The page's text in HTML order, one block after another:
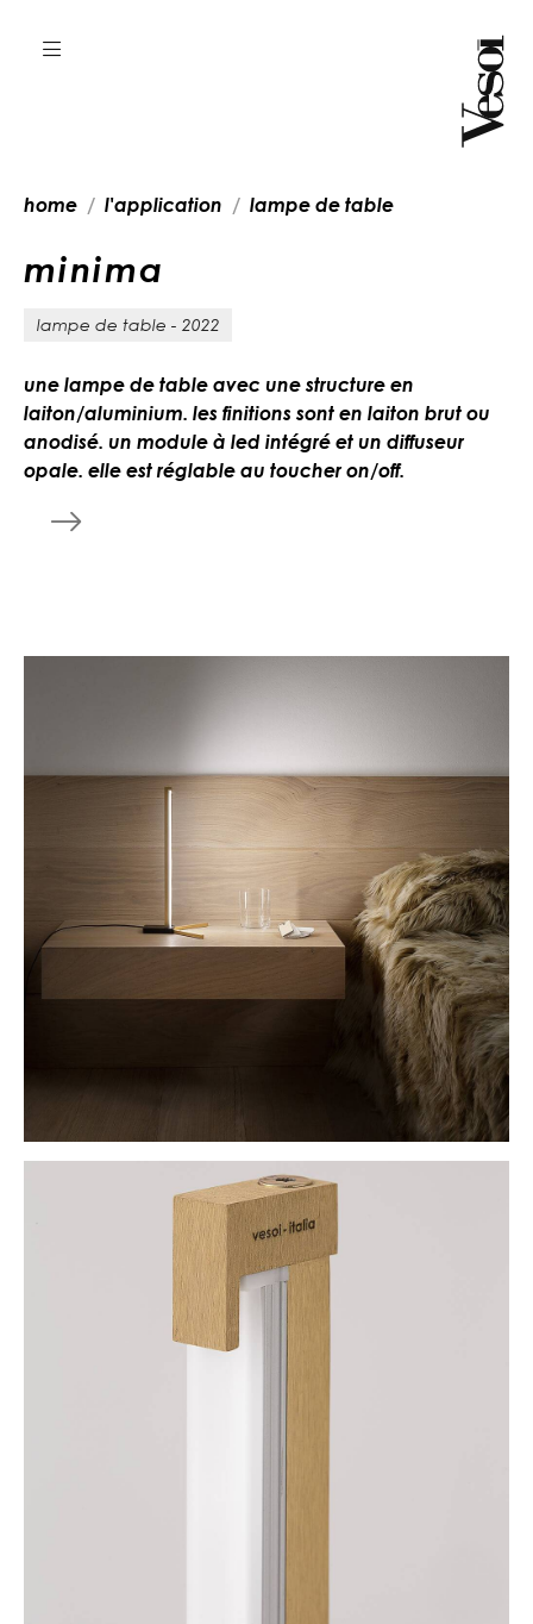
home l'application lampe de table
minima
lampe de table - 2022
une lampe de table avec une structure en
laiton/aluminium. les finitions sont en laiton brut ou
anodisé. un module à led intégré et un diffuseur
opale. elle est réglable au toucher on/off.